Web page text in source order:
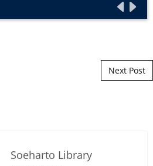
Next Post
Soeharto Library